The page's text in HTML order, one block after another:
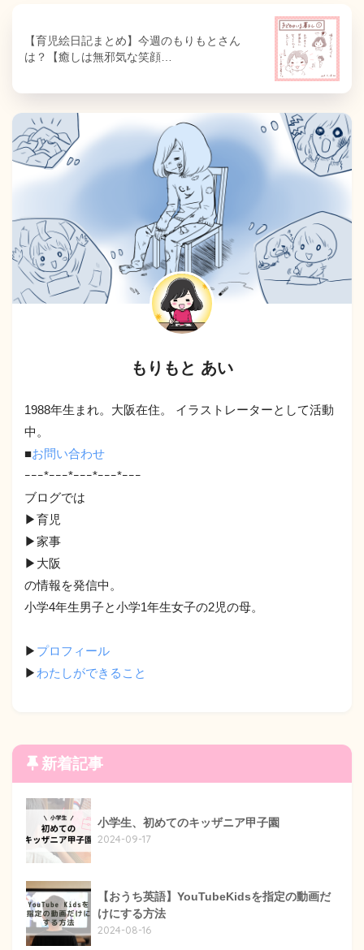
【育児絵日記まとめ】今週のもりもとさん
は？【癒しは無邪気な笑顔…
もりもと あい
1988年生まれ。大阪在住。 イラストレーターとして活動
中。
■お問い合わせ
ｰｰｰ*ｰｰｰ*ｰｰｰ*ｰｰｰ*ｰｰｰ
ブログでは
▶︎育児
▶︎家事
▶︎大阪
の情報を発信中。
小学4年生男子と小学1年生女子の2児の母。
▶︎ プロフィール
▶︎ わたしができること
新着記事
小学生、初めてのキッザニア甲子園
2024-09-17
【おうち英語】YouTubeKidsを指定の動画だ
けにする方法
2024-08-16